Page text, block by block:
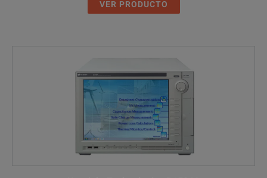
VER PRODUCTO